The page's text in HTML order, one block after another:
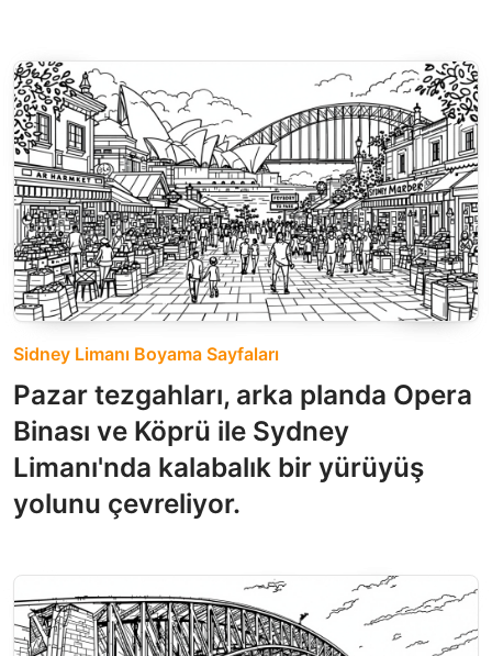
Sidney Limanı Boyama Sayfaları
Pazar tezgahları, arka planda Opera
Binası ve Köprü ile Sydney
Limanı'nda kalabalık bir yürüyüş
yolunu çevreliyor.